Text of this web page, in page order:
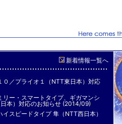
新着情報一覧へ
０／プライオ１（NTT東日本）対応
リー・スマートタイプ、ギガマンシ
本）対応のお知らせ (2014/09)
スピードタイプ 隼（NTT西日本）